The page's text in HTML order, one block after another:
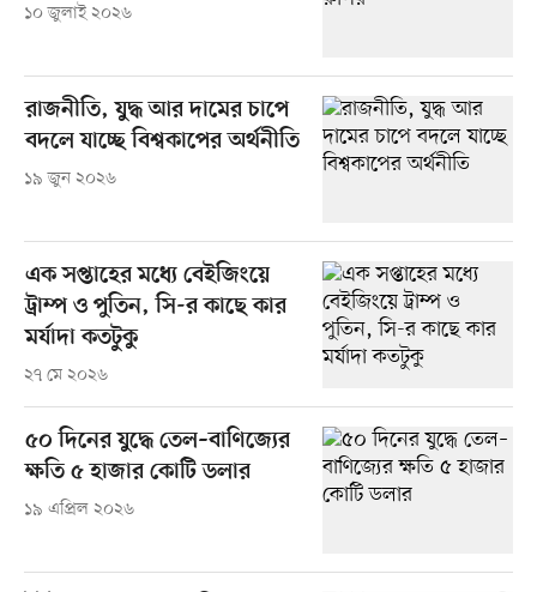
১০ জুলাই ২০২৬
রাজনীতি, যুদ্ধ আর দামের চাপে
বদলে যাচ্ছে বিশ্বকাপের অর্থনীতি
১৯ জুন ২০২৬
এক সপ্তাহের মধ্যে বেইজিংয়ে
ট্রাম্প ও পুতিন, সি-র কাছে কার
মর্যাদা কতটুকু
২৭ মে ২০২৬
৫০ দিনের যুদ্ধে তেল–বাণিজ্যের
ক্ষতি ৫ হাজার কোটি ডলার
১৯ এপ্রিল ২০২৬